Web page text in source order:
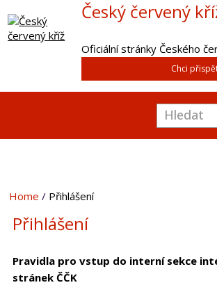
Český červený
Oficiální stránky Českého
Chci
Home Přihlášení
Přihlášení
Pravidla pro vstup do interní sekce
stránek ČČK